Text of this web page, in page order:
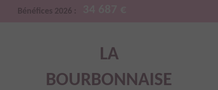
Bénéfices 2026 :
LA
BOURBONNAISE